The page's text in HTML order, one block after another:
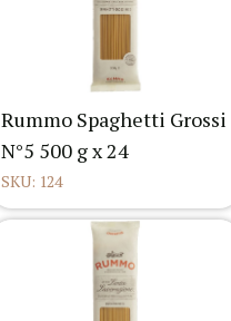
Rummo Spaghetti Grossi
N°5 500 g x 24
SKU: 124